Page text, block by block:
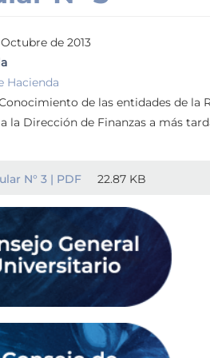
de 2013
Hacienda
de las entidades de la
la Dirección de Finanzas a más
N° 3 | PDF 22.87 KB